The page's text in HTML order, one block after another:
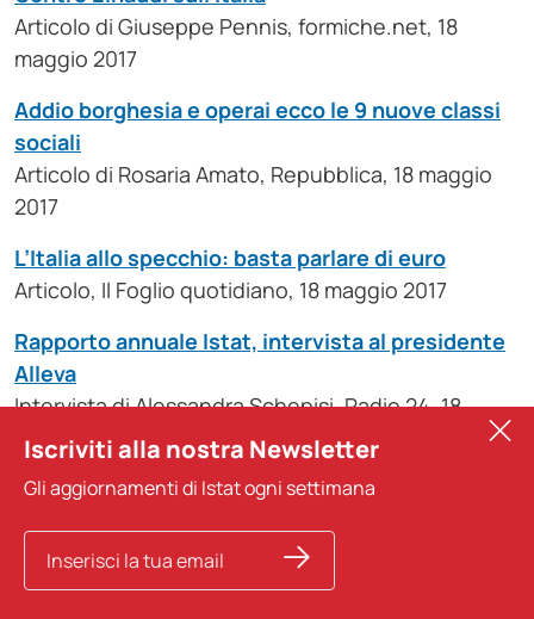
Articolo di Giuseppe Pennis, formiche.net, 18
maggio 2017
Addio borghesia e operai ecco le 9 nuove classi
sociali
Articolo di Rosaria Amato, Repubblica, 18 maggio
2017
L’Italia allo specchio: basta parlare di euro
Articolo, Il Foglio quotidiano, 18 maggio 2017
Rapporto annuale Istat, intervista al presidente
Alleva
Intervista di Alessandra Schepisi, Radio 24, 18
maggio 2017
13 dati dal rapporto dell’Istat sull’Italia
La produttività cresce dove c’è la tecnologia
Iscriviti alla nostra Newsletter
Gli aggiornamenti di Istat ogni settimana